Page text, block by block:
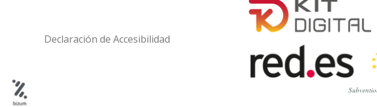
Declaración de Accesibilidad